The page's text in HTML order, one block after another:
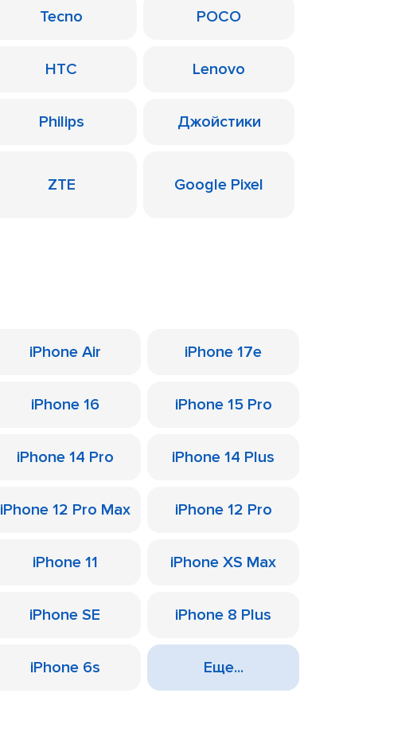
Tecno POCO
HTC Lenovo
Philips Джойстики
ZTE Google Pixel
iPhone Air iPhone 17e
iPhone 16 iPhone 15 Pro
iPhone 14 Pro iPhone 14 Plus
iPhone 12 Pro Max iPhone 12 Pro
iPhone 11 iPhone XS Max
iPhone SE iPhone 8 Plus
iPhone 6s Еще...